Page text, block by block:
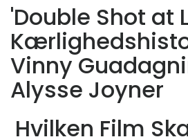
'Double Shot at
Vinny
Alysse Joyner
Hvilken Film